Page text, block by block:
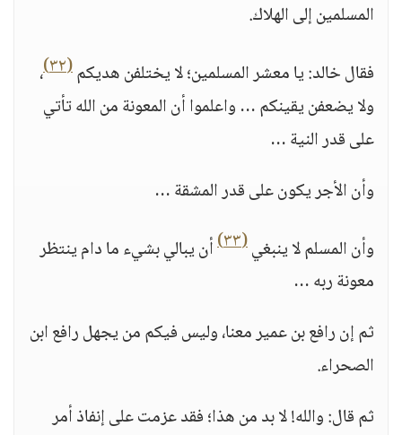
المسلمين إلى الهلاك.
فقال خالد: يا معشر المسلمين؛ لا يختلفن هديكم(٣٢)
،
ولا يضعفن يقينكم … واعلموا أن المعونة من الله تأتي
على قدر النية …
وأن الأجر يكون على قدر المشقة …
وأن المسلم لا ينبغي(٣٣)
أن يبالي بشيء ما دام ينتظر
معونة ربه …
ثم إن رافع بن عمير معنا، وليس فيكم من يجهل رافع ابن
الصحراء.
ثم قال: والله! لا بد من هذا؛ فقد عزمت على إنفاذ أمر